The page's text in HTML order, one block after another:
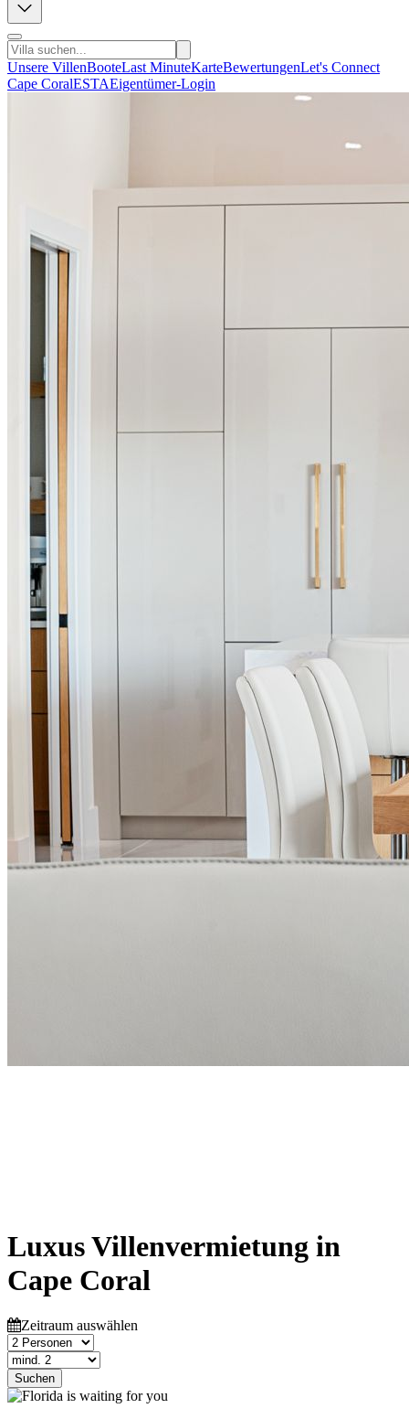
Unsere VillenBooteLast MinuteKarteBewertungenLet's Connect
Cape CoralESTAEigentümer-Login
Luxus Villenvermietung in
Cape Coral
Zeitraum auswählen
Suchen